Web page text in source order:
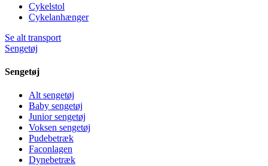
Cykelstol
Cykelanhænger
Se alt transport
Sengetøj
Sengetøj
Alt sengetøj
Baby sengetøj
Junior sengetøj
Voksen sengetøj
Pudebetræk
Faconlagen
Dynebetræk